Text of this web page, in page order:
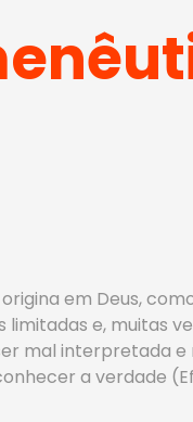
em Deus,
e, muitas
mal interpretada e
a verdade